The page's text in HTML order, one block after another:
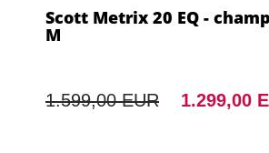
Scott Metrix 20 EQ -
M
1.599,00 EUR 1.299,00